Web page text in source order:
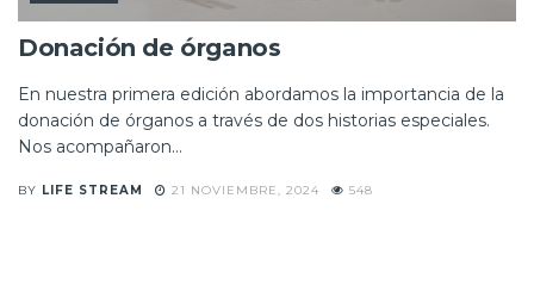
Donación de órganos
En nuestra primera edición abordamos la importancia de la
donación de órganos a través de dos historias especiales.
Nos acompañaron...
BY LIFE STREAM 21 NOVIEMBRE, 2024 548